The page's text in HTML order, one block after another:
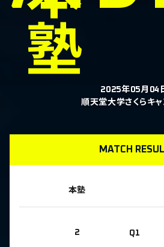
塾
2025年05月04
順天堂大学さくらキ
MATCH
本塾
2 Q1